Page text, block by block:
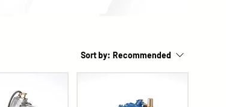
Sort by: Recommended